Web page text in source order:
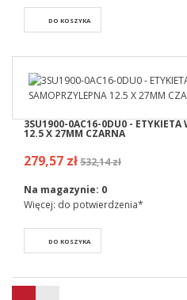
DO KOSZYKA
3SU1900-0AC16-0DU0 - ETYKIETA
12.5 X 27MM CZARNA
279,57 zł532,14 zł
Na magazynie: 0
Więcej: do potwierdzenia*
DO KOSZYKA